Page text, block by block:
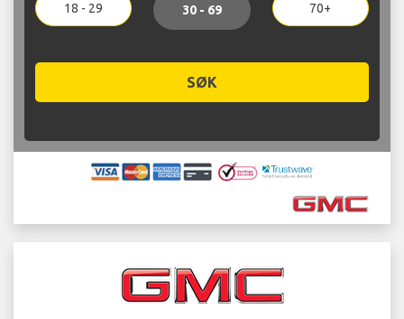
18 - 29 30 - 69 70+
SØK